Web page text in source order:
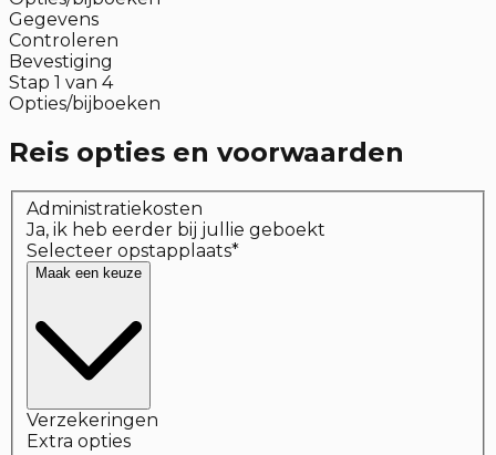
Gegevens
Controleren
Bevestiging
Stap 1 van 4
Opties/bijboeken
Reis opties en voorwaarden
Administratiekosten
Ja, ik heb eerder bij jullie geboekt
Selecteer opstapplaats*
Maak een keuze
Verzekeringen
Extra opties